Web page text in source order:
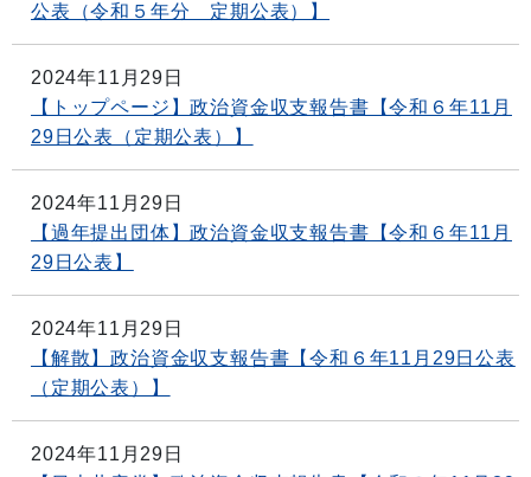
公表（令和５年分 定期公表）】
2024年11月29日
【トップページ】政治資金収支報告書【令和６年11月
29日公表（定期公表）】
2024年11月29日
【過年提出団体】政治資金収支報告書【令和６年11月
29日公表】
2024年11月29日
【解散】政治資金収支報告書【令和６年11月29日公表
（定期公表）】
2024年11月29日